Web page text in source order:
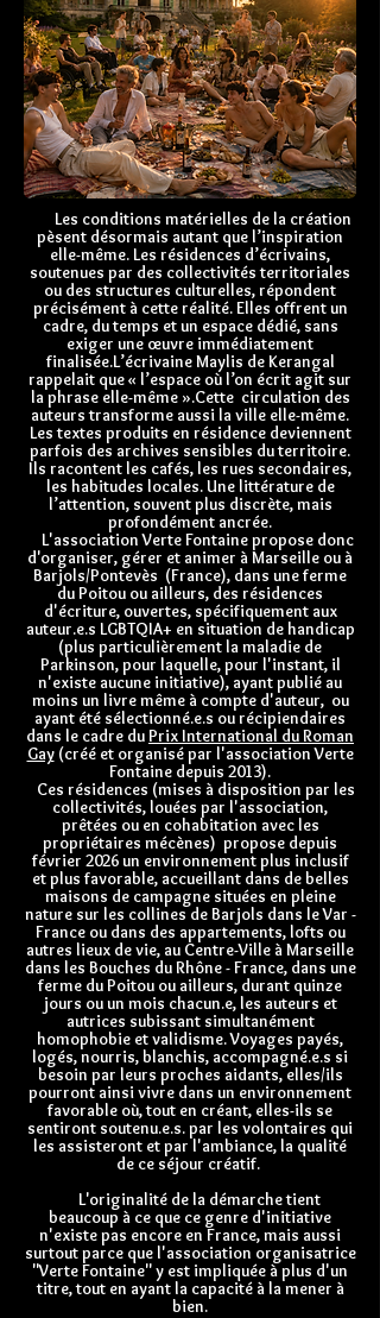
Les conditions matérielles de la création
pèsent désormais autant que l’inspiration
elle-même. Les résidences d’écrivains,
soutenues par des collectivités territoriales
ou des structures culturelles, répondent
précisément à cette réalité. Elles offrent un
cadre, du temps et un espace dédié, sans
exiger une œuvre immédiatement
finalisée.L’écrivaine Maylis de Kerangal
rappelait que « l’espace où l’on écrit agit sur
la phrase elle-même ».Cette circulation des
auteurs transforme aussi la ville elle-même.
Les textes produits en résidence deviennent
parfois des archives sensibles du territoire.
Ils racontent les cafés, les rues secondaires,
les habitudes locales. Une littérature de
l’attention, souvent plus discrète, mais
profondément ancrée.
L'association Verte Fontaine propose donc
d'organiser, gérer et animer à Marseille ou à
Barjols/Pontevès (France), dans une ferme
du Poitou ou ailleurs, des résidences
d'écriture, ouvertes, spécifiquement aux
auteur.e.s LGBTQIA+ en situation de handicap
(plus particulièrement la maladie de
Parkinson, pour laquelle, pour l'instant, il
n'existe aucune initiative), ayant publié au
moins un livre même à compte d'auteur, ou
ayant été sélectionné.e.s ou récipiendaires
dans le cadre duPrix International du Roman
Gay(créé et organisé par l'association Verte
Fontaine depuis 2013).
Ces résidences (mises à disposition par les
collectivités, louées par l'association,
prêtées ou en cohabitation avec les
propriétaires mécènes) propose depuis
février 2026 un environnement plus inclusif
et plus favorable, accueillant dans de belles
maisons de campagne situées en pleine
nature sur les collines de Barjols dans le Var -
France ou dans des appartements, lofts ou
autres lieux de vie, au Centre-Ville à Marseille
dans les Bouches du Rhône - France, dans une
ferme du Poitou ou ailleurs, durant quinze
jours ou un mois chacun.e, les auteurs et
autrices subissant simultanément
homophobie et validisme. Voyages payés,
logés, nourris, blanchis, accompagné.e.s si
besoin par leurs proches aidants, elles/ils
pourront ainsi vivre dans un environnement
favorable où, tout en créant, elles-ils se
sentiront soutenu.e.s. par les volontaires qui
les assisteront et par l'ambiance, la qualité
de ce séjour créatif.
L'originalité de la démarche tient
beaucoup à ce que ce genre d'initiative
n'existe pas encore en France,mais aussi
surtout parce que l'association organisatrice
"Verte Fontaine" y est impliquée à plus d'un
titre, tout en ayant la capacité à la mener à
bien.